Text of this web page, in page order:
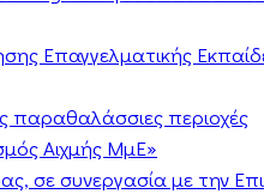
Επαγγελματικής
παραθαλάσσιες περιοχές
Αιχμής ΜμΕ»
σε συνεργασία με την